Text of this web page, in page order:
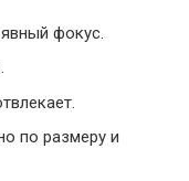
фокус.
по размеру и